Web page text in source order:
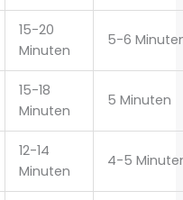
15-20
Minuten
5-6
15-18
Minuten
5 Minuten
12-14
Minuten
4-5